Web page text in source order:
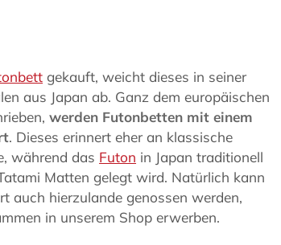
gekauft, weicht dieses in seiner
aus Japan ab. Ganz dem europäischen
werden Futonbetten mit einem
. Dieses erinnert eher an klassische
während das Futon in Japan traditionell
Matten gelegt wird. Natürlich kann
auch hierzulande genossen werden,
in unserem Shop erwerben.